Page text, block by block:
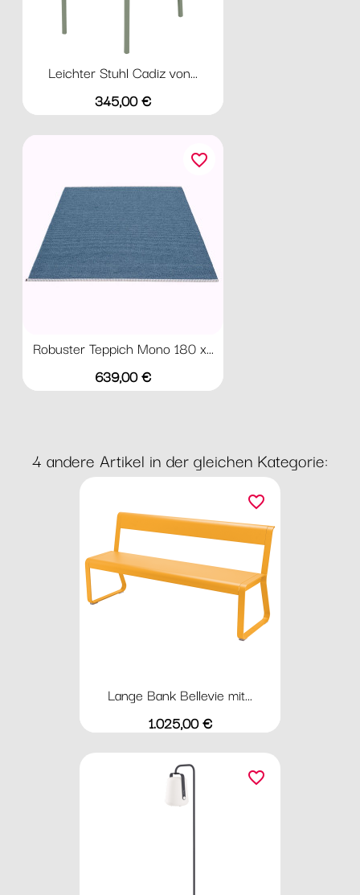
Leichter Stuhl Cadiz von...
Preis
345,00 €
Robuster Teppich Mono 180 x...
Preis
639,00 €
favorite_border
4 andere Artikel in der gleichen Kategorie:
Lange Bank Bellevie mit...
Preis
1.025,00 €
favorite_border
favorite_border